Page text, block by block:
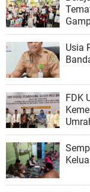
Usia
FDK